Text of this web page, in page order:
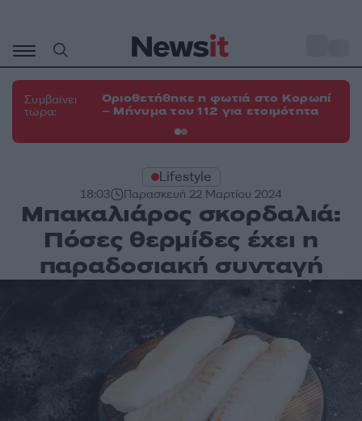
περιεχόμενο
Συμβαίνει
τώρα:
Οριοθετήθηκε η φωτιά στο Κορωπί
– Μήνυμα του 112 για ετοιμότητα
Lifestyle
18:03 Παρασκευή 22 Μαρτίου 2024
Μπακαλιάρος σκορδαλιά:
Πόσες θερμίδες έχει η
παραδοσιακή συνταγή